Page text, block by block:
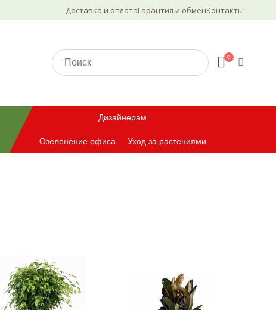
Доставка и оплатаГарантия и обменКонтакты
0
Озеленение офиса Уход за растениями
Дизайнерам